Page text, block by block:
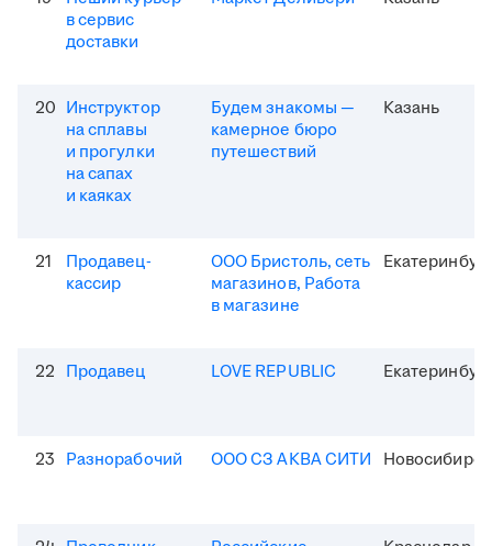
в сервис
доставки
20 Инструктор
на сплавы
и прогулки
на сапах
и каяках
Будем знакомы —
камерное бюро
путешествий
Казань
21
Продавец-
кассир
ООО Бристоль, сеть
магазинов, Работа
в магазине
22 Продавец LOVE REPUBLIC
23 Разнорабочий ООО СЗ АКВА СИТИ Новосибирск